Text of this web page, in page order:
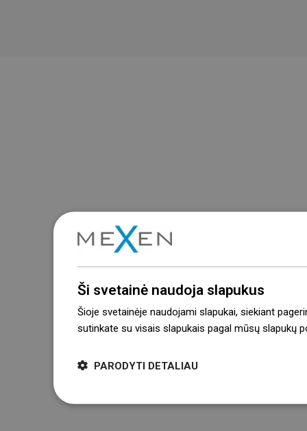
Ši svetainė naudoja slapukus
Šioje svetainėje naudojami slapukai, siekiant
sutinkate su visais slapukais pagal mūsų slapukų
PARODYTI DETALIAU